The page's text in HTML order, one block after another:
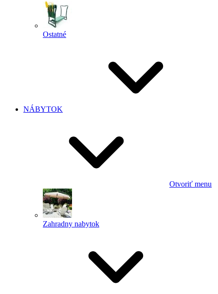
Ostatné
NÁBYTOK
Otvoriť menu
Zahradny nabytok